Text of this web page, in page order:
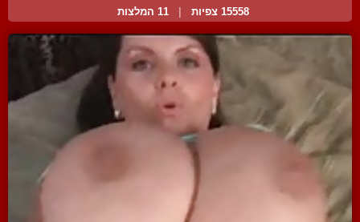
15558 צפיות 11 המלצות